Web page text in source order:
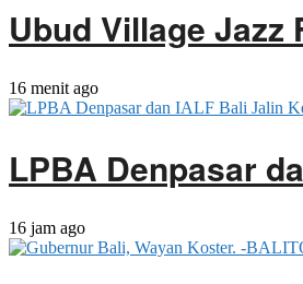
Ubud Village Jazz
16 menit ago
LPBA Denpasar
16 jam ago